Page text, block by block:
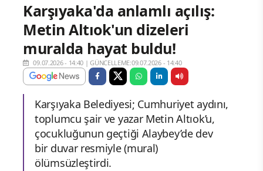
Karşıyaka'da anlamlı açılış:
Metin Altıok'un dizeleri
muralda hayat buldu!
09.07.2026 - 14:40 |GÜNCELLEME:09.07.2026 - 14:40
Karşıyaka Belediyesi; Cumhuriyet aydını,
toplumcu şair ve yazar Metin Altıok’u,
çocukluğunun geçtiği Alaybey’de dev
bir duvar resmiyle (mural)
ölümsüzleştirdi.